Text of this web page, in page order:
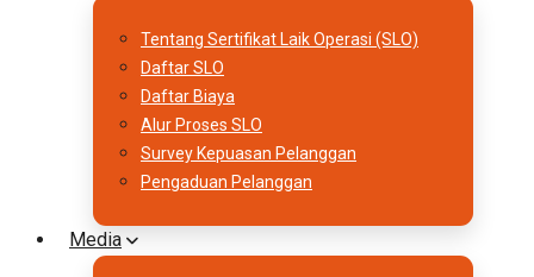
Tentang Sertifikat Laik Operasi (SLO)
Daftar SLO
Daftar Biaya
Alur Proses SLO
Survey Kepuasan Pelanggan
Pengaduan Pelanggan
Media